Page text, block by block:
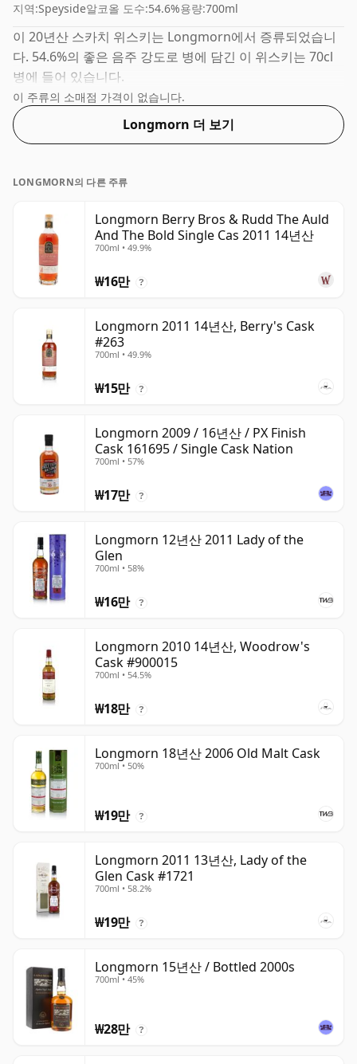
지역:Speyside알코올 도수:54.6%용량:700ml
이 20년산 스카치 위스키는 Longmorn에서 증류되었습니
다. 54.6%의 좋은 음주 강도로 병에 담긴 이 위스키는 70cl
병에 들어 있습니다.
이 주류의 소매점 가격이 없습니다.
Longmorn 더 보기
LONGMORN의 다른 주류
Longmorn Berry Bros & Rudd The Auld
And The Bold Single Cas 2011 14년산
700ml • 49.9%
₩16만 ?
Longmorn 2011 14년산, Berry's Cask
#263
700ml • 49.9%
₩15만 ?
Longmorn 2009 / 16년산 / PX Finish
Cask 161695 / Single Cask Nation
700ml • 57%
₩17만 ?
Longmorn 12년산 2011 Lady of the
Glen
700ml • 58%
₩16만 ?
Longmorn 2010 14년산, Woodrow's
Cask #900015
700ml • 54.5%
₩18만 ?
Longmorn 18년산 2006 Old Malt Cask
700ml • 50%
₩19만 ?
Longmorn 2011 13년산, Lady of the
Glen Cask #1721
700ml • 58.2%
₩19만 ?
Longmorn 15년산 / Bottled 2000s
700ml • 45%
₩28만 ?